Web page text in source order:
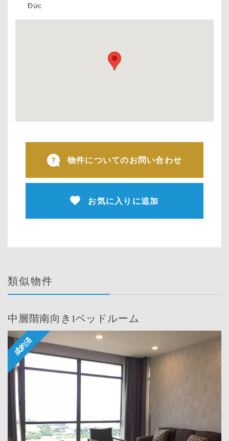
Đức
物件についてのお問い合わせ
お気に入りに追加
類似物件
中層階南向き1ベッドルーム